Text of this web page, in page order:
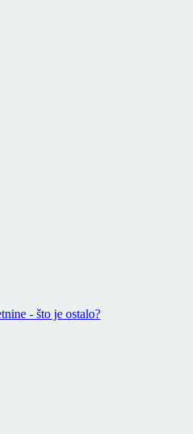
- što je ostalo?